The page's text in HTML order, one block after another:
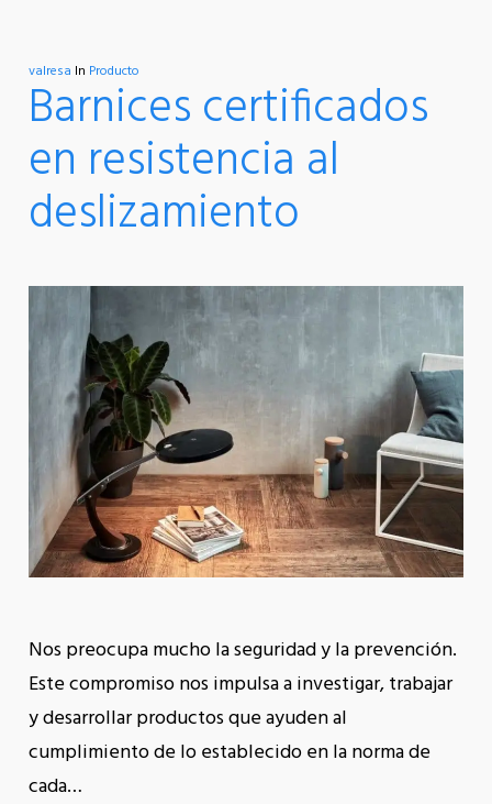
valresa In Producto
Barnices certificados
en resistencia al
deslizamiento
Nos preocupa mucho la seguridad y la prevención.
Este compromiso nos impulsa a investigar, trabajar
y desarrollar productos que ayuden al
cumplimiento de lo establecido en la norma de
cada…